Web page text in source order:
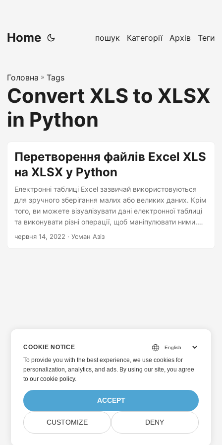
Home пошук Категорії Архів Теги
Головна » Tags
Convert XLS to XLSX
in Python
Перетворення файлів Excel XLS
на XLSX у Python
Електронні таблиці Excel зазвичай використовуються
для зручного зберігання малих або великих даних. Крім
того, ви можете візуалізувати дані електронної таблиці
та виконувати різні операції, щоб маніпулювати ними.
XLS був попереднім форматом файлу, який
червня 14, 2022 · Усман Азіз
COOKIE NOTICE
To provide you with the best experience, we use cookies for
personalization, analytics, and ads. By using our site, you agree
toour cookie policy.
ACCEPT
CUSTOMIZE DENY